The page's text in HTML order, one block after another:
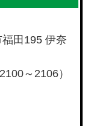
田195 伊奈
～2106）